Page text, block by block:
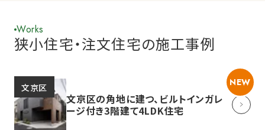
Works
狭小住宅・注文住宅の施工事例
文京区 NEW
文京区の角地に建つ、ビルトインガレ
ージ付き3階建て4LDK住宅